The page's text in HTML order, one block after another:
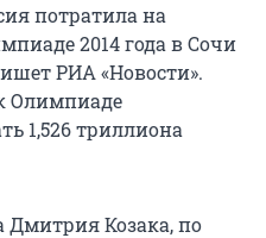
потратила на
2014 года в Сочи
РИА «Новости».
Олимпиаде
1,526 триллиона
Дмитрия Козака, по